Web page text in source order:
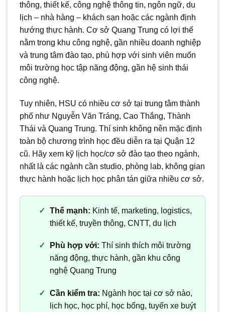
thông, thiết kế, công nghệ thông tin, ngôn ngữ, du
lịch – nhà hàng – khách sạn hoặc các ngành định
hướng thực hành. Cơ sở Quang Trung có lợi thế
nằm trong khu công nghệ, gần nhiều doanh nghiệp
và trung tâm đào tạo, phù hợp với sinh viên muốn
môi trường học tập năng động, gần hệ sinh thái
công nghệ.
Tuy nhiên, HSU có nhiều cơ sở tại trung tâm thành
phố như Nguyễn Văn Tráng, Cao Thắng, Thành
Thái và Quang Trung. Thí sinh không nên mặc định
toàn bộ chương trình học đều diễn ra tại Quận 12
cũ. Hãy xem kỹ lịch học/cơ sở đào tạo theo ngành,
nhất là các ngành cần studio, phòng lab, không gian
thực hành hoặc lịch học phân tán giữa nhiều cơ sở.
Thế mạnh: Kinh tế, marketing, logistics,
thiết kế, truyền thông, CNTT, du lịch
Phù hợp với: Thí sinh thích môi trường
năng động, thực hành, gần khu công
nghệ Quang Trung
Cần kiểm tra: Ngành học tại cơ sở nào,
lịch học, học phí, học bổng, tuyến xe buýt